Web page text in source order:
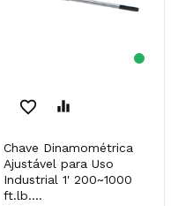
favorite_border equalizer
Chave Dinamométrica
Ajustável para Uso
Industrial 1' 200~1000
ft.lb....